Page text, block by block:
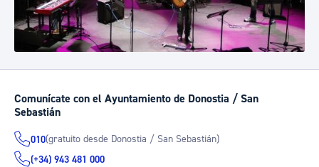
Comunícate con el Ayuntamiento de Donostia / San
Sebastián
010(gratuito desde Donostia / San Sebastián)
(+34) 943 481 000